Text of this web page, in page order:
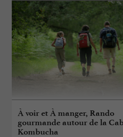
À voir et À manger, Rando
gourmande autour de la
Kombucha